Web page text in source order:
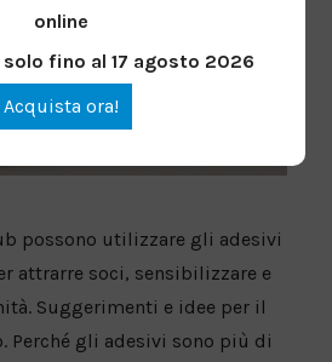
possono utilizzare gli adesivi
attrarre soci, sensibilizzare e
Suggerimenti e idee per il
Perché gli adesivi sono più di
online
fino al 17 agosto 2026
Acquista ora!